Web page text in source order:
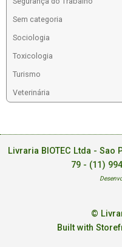
Sem categoria
Sociologia
Toxicologia
Turismo
Veterinária
Livraria BIOTEC Ltda - Sao
79 - (11)
©
Built with